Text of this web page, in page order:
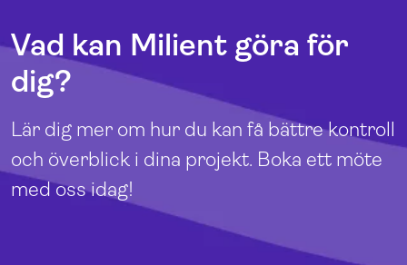
Vad kan Milient göra för
dig?
Lär dig mer om hur du kan få bättre kontroll
och överblick i dina projekt. Boka ett möte
med oss idag!